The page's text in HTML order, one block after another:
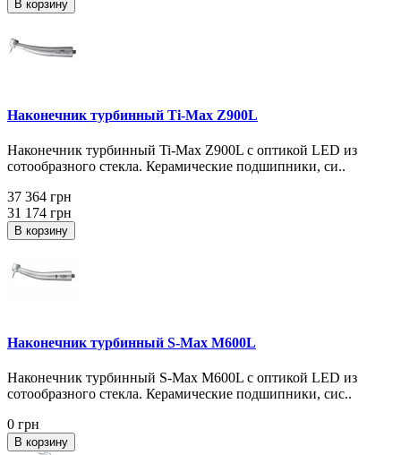
В корзину
Наконечник турбинный Ti-Max Z900L
Наконечник турбинный Ti-Max Z900L с оптикой LED из
сотообразного стекла. Керамические подшипники, си..
37 364 грн
31 174 грн
В корзину
Наконечник турбинный S-Max M600L
Наконечник турбинный S-Max M600L с оптикой LED из
сотообразного стекла. Керамические подшипники, сис..
0 грн
В корзину